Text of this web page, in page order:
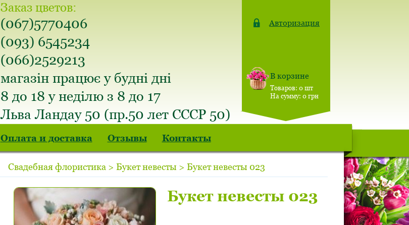
Заказ цветов:
(067)5770406
(093) 6545234
(066)2529213
магазін працює у будні дні
8 до 18 у неділю з 8 до 17
Льва Ландау 50 (пр.50 лет СССР 50)
Авторизация
В корзине
Товаров: 0шт
На сумму: 0грн
Оплата и доставка Отзывы Контакты
Свадебная флористика > Букет невесты > Букет невесты 023
Букет невесты 023